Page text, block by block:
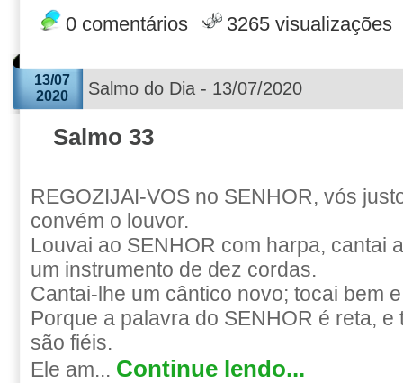
0 comentários 3265 visualizações
13/07
2020
Salmo do Dia - 13/07/2020
Salmo 33
REGOZIJAI-VOS no SENHOR, vós
convém o louvor.
Louvai ao SENHOR com harpa, cantai
um instrumento de dez cordas.
Cantai-lhe um cântico novo; tocai bem
Porque a palavra do SENHOR é reta,
são fiéis.
Ele am... Continue lendo...